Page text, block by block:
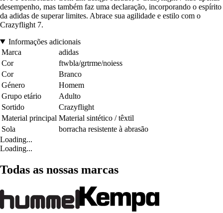
desempenho, mas também faz uma declaração, incorporando o espírito
da adidas de superar limites. Abrace sua agilidade e estilo com o
Crazyflight 7.
Informações adicionais
Marca
adidas
Cor
ftwbla/grtrme/noiess
Cor
Branco
Género
Homem
Grupo etário
Adulto
Sortido
Crazyflight
Material principal Material sintético / têxtil
Sola
borracha resistente à abrasão
Loading...
Loading...
Todas as nossas marcas